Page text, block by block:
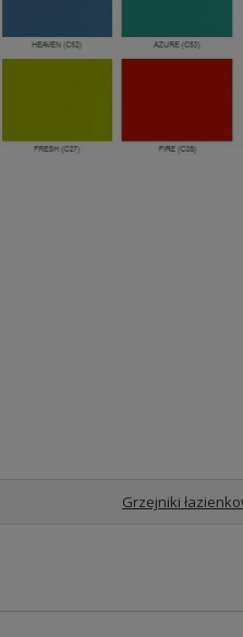
Grzejniki